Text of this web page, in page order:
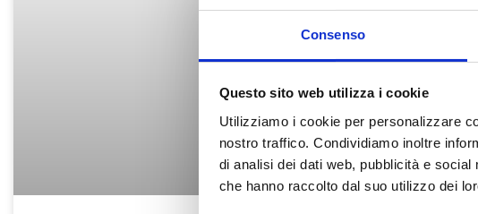
Consenso
Questo sito web utilizza i cookie
Utilizziamo i cookie per personalizzare
nostro traffico. Condividiamo inoltre
di analisi dei dati web, pubblicità e
che hanno raccolto dal suo utilizzo dei